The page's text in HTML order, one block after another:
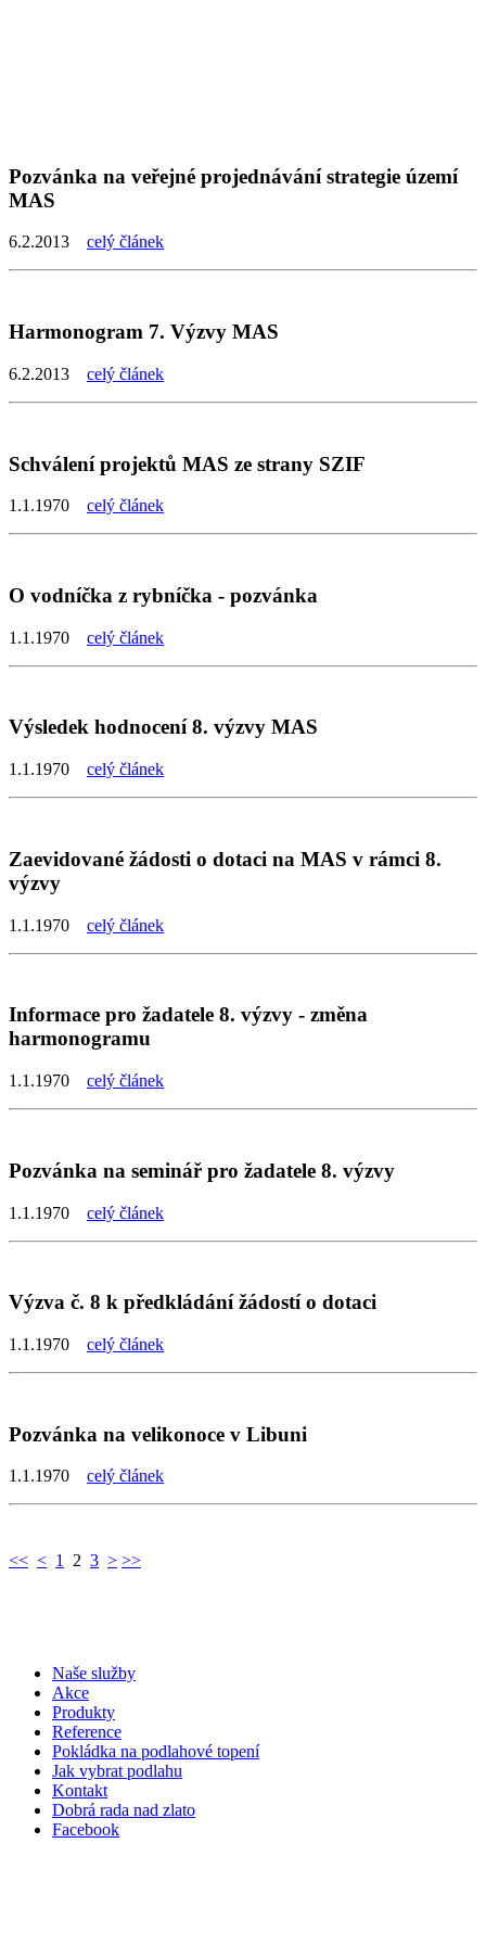
Pozvánka na veřejné projednávání strategie území
MAS
6.2.2013 celý článek
Harmonogram 7. Výzvy MAS
6.2.2013 celý článek
Schválení projektů MAS ze strany SZIF
1.1.1970 celý článek
O vodníčka z rybníčka - pozvánka
1.1.1970 celý článek
Výsledek hodnocení 8. výzvy MAS
1.1.1970 celý článek
Zaevidované žádosti o dotaci na MAS v rámci 8.
výzvy
1.1.1970 celý článek
Informace pro žadatele 8. výzvy - změna
harmonogramu
1.1.1970 celý článek
Pozvánka na seminář pro žadatele 8. výzvy
1.1.1970 celý článek
Výzva č. 8 k předkládání žádostí o dotaci
1.1.1970 celý článek
Pozvánka na velikonoce v Libuni
1.1.1970 celý článek
<< < 1 2 3 > >>
Naše služby
Akce
Produkty
Reference
Pokládka na podlahové topení
Jak vybrat podlahu
Kontakt
Dobrá rada nad zlato
Facebook